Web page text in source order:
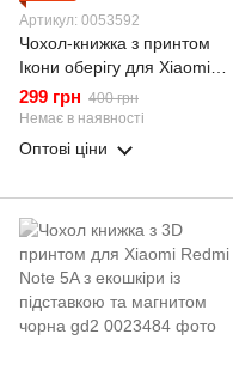
Артикул: 0053592
Чохол-книжка з принтом
Ікони оберігу для Xiaomi
Redmi Note 5A з підставкою
на сяомі редмі нот 5а чорна
gd1
299 грн 400 грн
Немає в наявності
Оптові ціни